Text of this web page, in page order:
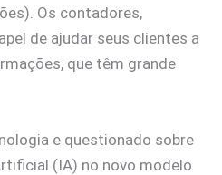
Os contadores,
de ajudar seus clientes a
que têm grande
e questionado sobre
(IA) no novo modelo